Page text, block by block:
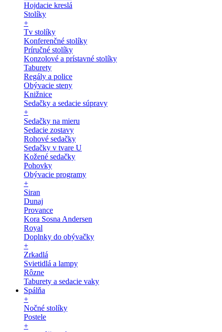
Hojdacie kreslá
Stolíky
+
Tv stolíky
Konferenčné stolíky
Príručné stolíky
Konzolové a prístavné stolíky
Taburety
Regály a police
Obývacie steny
Knižnice
Sedačky a sedacie súpravy
+
Sedačky na mieru
Sedacie zostavy
Rohové sedačky
Sedačky v tvare U
Kožené sedačky
Pohovky
Obývacie programy
+
Siran
Dunaj
Provance
Kora Sosna Andersen
Royal
Doplnky do obývačky
+
Zrkadlá
Svietidlá a lampy
Rôzne
Taburety a sedacie vaky
Spálňa
+
Nočné stolíky
Postele
+